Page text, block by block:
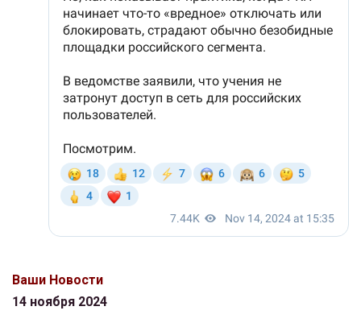
Ваши Новости
14 ноября 2024